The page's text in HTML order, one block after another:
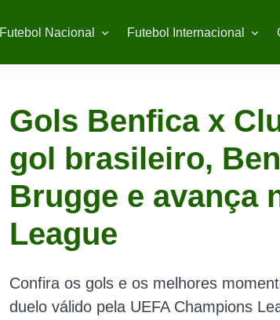
Futebol Nacional Futebol Internacional
Gols Benfica x
gol brasileiro,
Brugge e avança
League
Confira os gols e os melhores
duelo válido pela UEFA Champions